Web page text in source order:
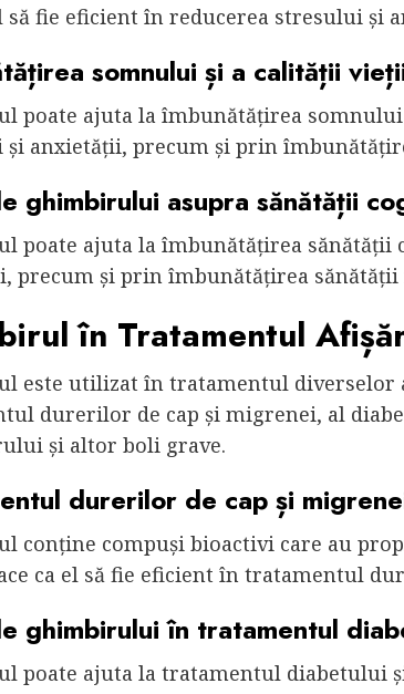
să fie eficient în reducerea stresului și
somnului și a calității
poate ajuta la îmbunătățirea
și anxietății, precum și prin
ghimbirului asupra sănătății
poate ajuta la îmbunătățirea
precum și prin îmbunătățirea sănătății
în Tratamentul
este utilizat în tratamentul diverselor
durerilor de cap și migrenei, al
și altor boli grave.
durerilor de cap și
conține compuși bioactivi care au
ca el să fie eficient în tratamentul
ghimbirului în tratamentul
poate ajuta la tratamentul diabetului